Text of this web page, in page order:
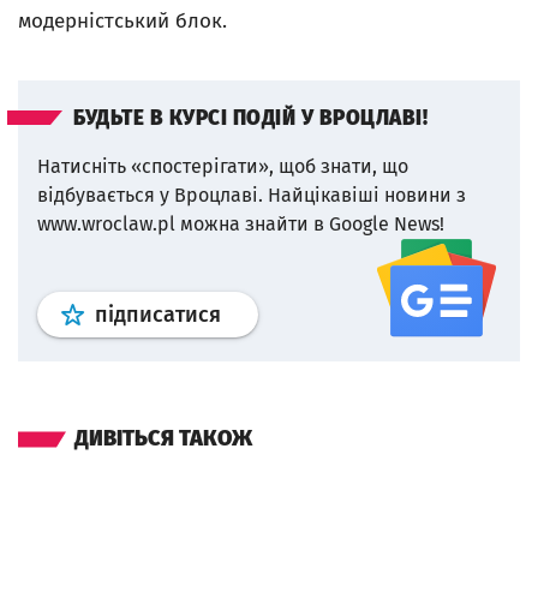
модерністський блок.
БУДЬТЕ В КУРСІ ПОДІЙ У ВРОЦЛАВІ!
Натисніть «спостерігати», щоб знати, що
відбувається у Вроцлаві. Найцікавіші новини з
www.wroclaw.pl можна знайти в Google News!
підписатися Профіль google news
ДИВІТЬСЯ ТАКОЖ